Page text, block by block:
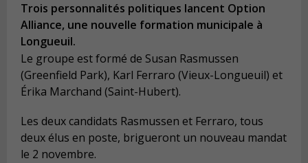
Trois personnalités politiques lancent Option
Alliance, une nouvelle formation municipale à
Longueuil.
Le groupe est formé de Susan Rasmussen
(Greenfield Park), Karl Ferraro (Vieux-Longueuil) et
Érika Marchand (Saint-Hubert).
Les deux candidats Rasmussen et Ferraro, tous
deux élus en poste, brigueront un nouveau mandat
le 2 novembre.